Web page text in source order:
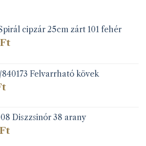
cipzár 25cm zárt 101 fehér
Ft
840173 Felvarrható kövek
Diszzsinór 38 arany
Ft